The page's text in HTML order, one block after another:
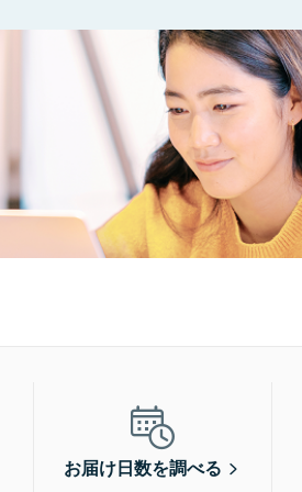
お届け日数を調べる